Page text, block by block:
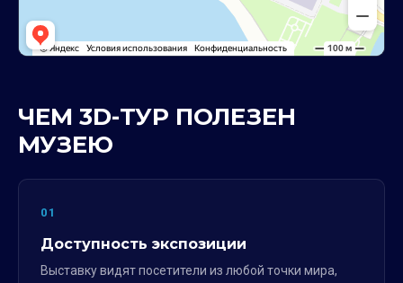
ЧЕМ 3D-ТУР ПОЛЕЗЕН
МУЗЕЮ
01
Доступность экспозиции
Выставку видят посетители из любой точки мира,